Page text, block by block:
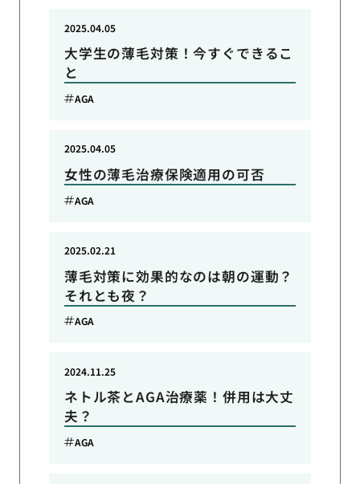
大学生の薄毛対策！今すぐできるこ
と
2025.04.05
AGA
女性の薄毛治療保険適用の可否
2025.04.05
AGA
薄毛対策に効果的なのは朝の運動？
それとも夜？
2025.02.21
AGA
ネトル茶とAGA治療薬！併用は大丈
夫？
2024.11.25
AGA